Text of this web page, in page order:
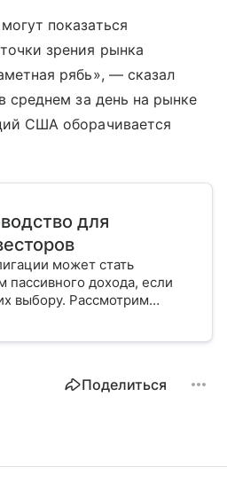
показаться
зрения рынка
рябь», — сказал
среднем за день на рынке
США оборачивается
для
может стать
дохода, если
выбору. Рассмотрим
бумаг и важные
Поделиться